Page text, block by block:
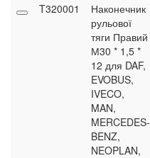
T320001
Наконечник
рульової
тяги Правий
М30 * 1,5 *
12 для DAF,
EVOBUS,
IVECO,
MAN,
MERCEDES-
BENZ,
NEOPLAN,